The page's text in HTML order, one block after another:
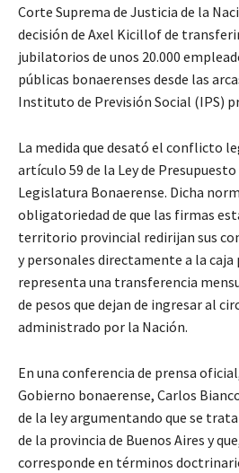
Corte Suprema de Justicia de la
decisión de Axel Kicillof de
jubilatorios de unos 20.000
públicas bonaerenses desde las
Instituto de Previsión Social (IPS)
La medida que desató el conflicto
artículo 59 de la Ley de
Legislatura Bonaerense. Dicha
obligatoriedad de que las firmas
territorio provincial redirijan sus
y personales directamente a la
representa una transferencia
de pesos que dejan de ingresar al
administrado por la Nación.
En una conferencia de prensa
Gobierno bonaerense, Carlos
de la ley argumentando que se
de la provincia de Buenos Aires y
corresponde en términos